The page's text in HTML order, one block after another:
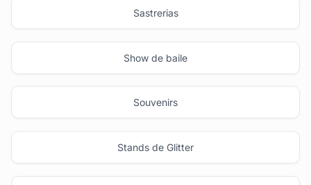
Sastrerias
Show de baile
Souvenirs
Stands de Glitter